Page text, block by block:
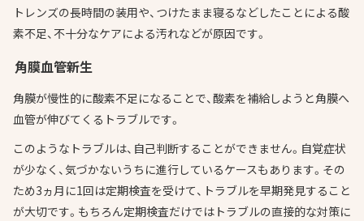
トレンズの長時間の装用や、つけたまま寝るなどしたことによる酸
素不足、不十分なケアによる汚れなどが原因です。
角膜血管新生
角膜が慢性的に酸素不足になることで、酸素を補給しようと角膜へ
血管が伸びてくるトラブルです。
このようなトラブルは、自己判断することができません。自覚症状
が少なく、気づかないうちに進行しているケースもあります。その
ため3ヵ月に1回は定期検査を受けて、トラブルを早期発見すること
が大切です。もちろん定期検査だけではトラブルの直接的な対策に